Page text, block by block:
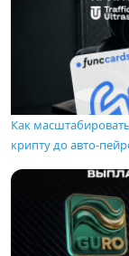
Как
крипту до авто-